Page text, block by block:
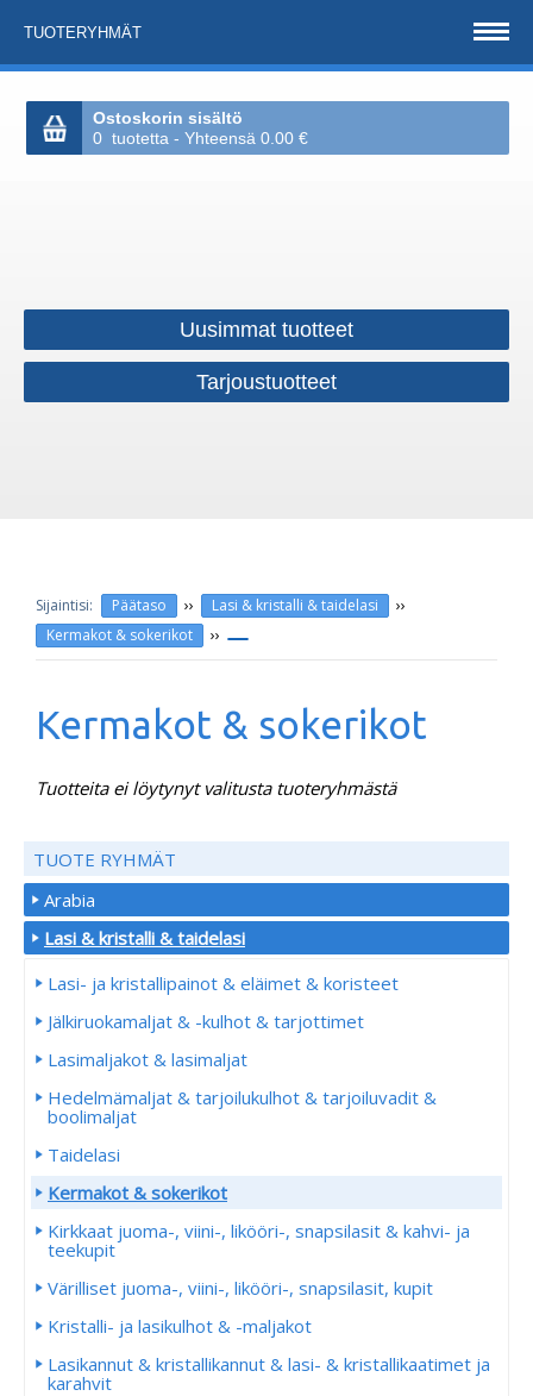
TUOTERYHMÄT
Ostoskorin sisältö
0 tuotetta - Yhteensä 0.00 €
Uusimmat tuotteet
Tarjoustuotteet
Päätaso ›› Lasi & kristalli & taidelasi ››
Kermakot & sokerikot ››
Kermakot & sokerikot
Tuotteita ei löytynyt valitusta tuoteryhmästä
TUOTE RYHMÄT
Arabia
Lasi & kristalli & taidelasi
Lasi- ja kristallipainot & eläimet & koristeet
Jälkiruokamaljat & -kulhot & tarjottimet
Lasimaljakot & lasimaljat
Hedelmämaljat & tarjoilukulhot & tarjoiluvadit &
boolimaljat
Taidelasi
Kermakot & sokerikot
Kirkkaat juoma-, viini-, likööri-, snapsilasit & kahvi- ja
teekupit
Värilliset juoma-, viini-, likööri-, snapsilasit, kupit
Kristalli- ja lasikulhot & -maljakot
Lasikannut & kristallikannut & lasi- & kristallikaatimet ja
karahvit